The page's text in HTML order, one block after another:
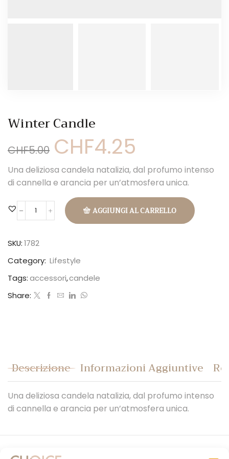
Winter Candle
CHF5.00 prezzo
era:
CHF5.00.
CHF4.25
è:
CHF4.25.
Una deliziosa candela natalizia, dal profumo intenso
di cannella e arancia per un’atmosfera unica.
Winter
quantità
AGGIUNGI AL CARRELLO
SKU:1782
Category: Lifestyle
Tags:accessori,candele
Share:
Descrizione Informazioni Aggiuntive
Una deliziosa candela natalizia, dal profumo intenso
di cannella e arancia per un’atmosfera unica.